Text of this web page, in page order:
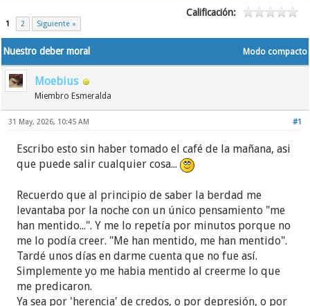
1 2 Siguiente »
Calificación:
Modo compacto
Nuestro deber moral
Moebius
Miembro Esmeralda
#1
31 May, 2026, 10:45 AM
Escribo esto sin haber tomado el café de la mañana, asi
que puede salir cualquier cosa...
Recuerdo que al principio de saber la berdad me
levantaba por la noche con un único pensamiento "me
han mentido...". Y me lo repetía por minutos porque no
me lo podía creer. "Me han mentido, me han mentido".
Tardé unos días en darme cuenta que no fue así.
Simplemente yo me habia mentido al creerme lo que
me predicaron.
Ya sea por 'herencia' de credos, o por depresión, o por